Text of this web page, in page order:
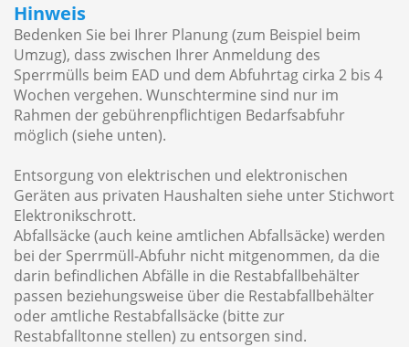
Hinweis
Bedenken Sie bei Ihrer Planung (zum Beispiel beim
Umzug), dass zwischen Ihrer Anmeldung des
Sperrmülls beim EAD und dem Abfuhrtag cirka 2 bis 4
Wochen vergehen. Wunschtermine sind nur im
Rahmen der gebührenpflichtigen Bedarfsabfuhr
möglich (siehe unten).
Entsorgung von elektrischen und elektronischen
Geräten aus privaten Haushalten siehe unter Stichwort
Elektronikschrott.
Abfallsäcke (auch keine amtlichen Abfallsäcke) werden
bei der Sperrmüll-Abfuhr nicht mitgenommen, da die
darin befindlichen Abfälle in die Restabfallbehälter
passen beziehungsweise über die Restabfallbehälter
oder amtliche Restabfallsäcke (bitte zur
Restabfalltonne stellen) zu entsorgen sind.